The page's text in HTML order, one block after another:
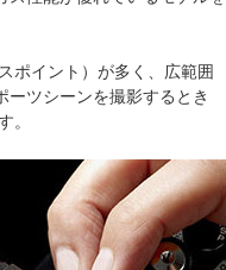
ポイント）が多く、広範囲
ーツシーンを撮影するとき
。